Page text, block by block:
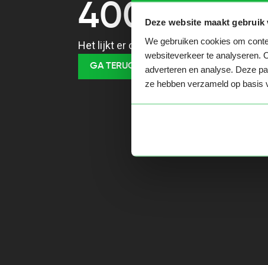
Deze website maakt gebruik
We gebruiken cookies om
websiteverkeer te analyseren.
adverteren en analyse. Deze
ze hebben verzameld op basis
400
Het lijkt er op dat je een verkeerde URL
GA TERUG NAAR HOME